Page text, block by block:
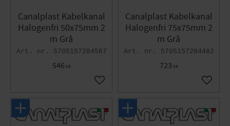
Canalplast Kabelkanal
Halogenfri 50x75mm 2
m Grå
5705157284567
546 KR
Lägg till i favoriter
Canalplast Kabelkanal
Halogenfri 75x75mm 2
m Grå
5705157284482
723 KR
Lägg